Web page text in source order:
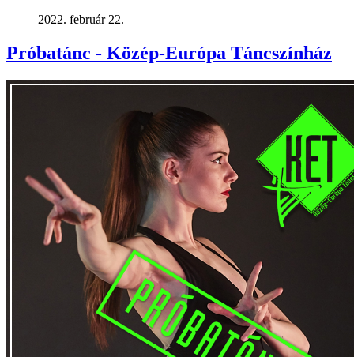
2022. február 22.
Próbatánc - Közép-Európa Táncszínház